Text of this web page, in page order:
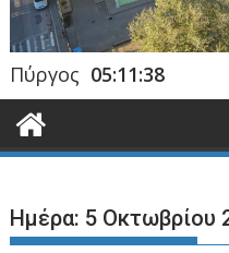
Πύργος 05:11:39
Ημέρα: 5 Οκτωβρίου